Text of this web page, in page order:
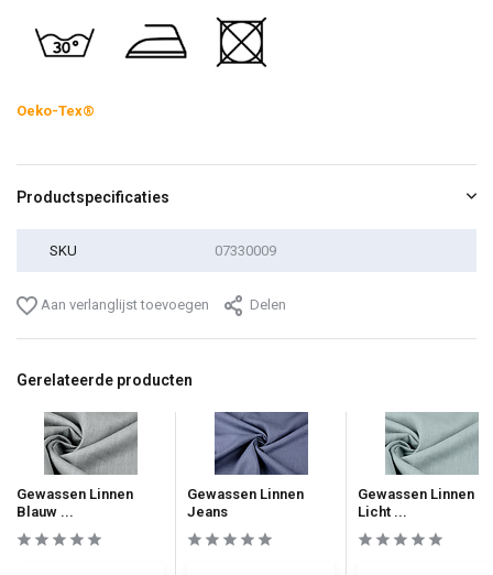
Oeko-Tex®
Productspecificaties
SKU 07330009
Aan verlanglijst toevoegen Delen
Gerelateerde producten
Gewassen Linnen
Blauw ...
Gewassen Linnen
Jeans
Gewassen Linnen
Licht ...